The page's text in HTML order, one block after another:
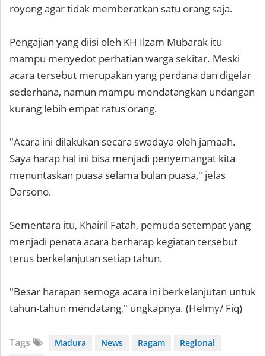
royong agar tidak memberatkan satu orang saja.
Pengajian yang diisi oleh KH Ilzam Mubarak itu
mampu menyedot perhatian warga sekitar. Meski
acara tersebut merupakan yang perdana dan digelar
sederhana, namun mampu mendatangkan undangan
kurang lebih empat ratus orang.
"Acara ini dilakukan secara swadaya oleh jamaah.
Saya harap hal ini bisa menjadi penyemangat kita
menuntaskan puasa selama bulan puasa," jelas
Darsono.
Sementara itu, Khairil Fatah, pemuda setempat yang
menjadi penata acara berharap kegiatan tersebut
terus berkelanjutan setiap tahun.
"Besar harapan semoga acara ini berkelanjutan untuk
tahun-tahun mendatang," ungkapnya. (Helmy/ Fiq)
Tags Madura News Ragam
Regional